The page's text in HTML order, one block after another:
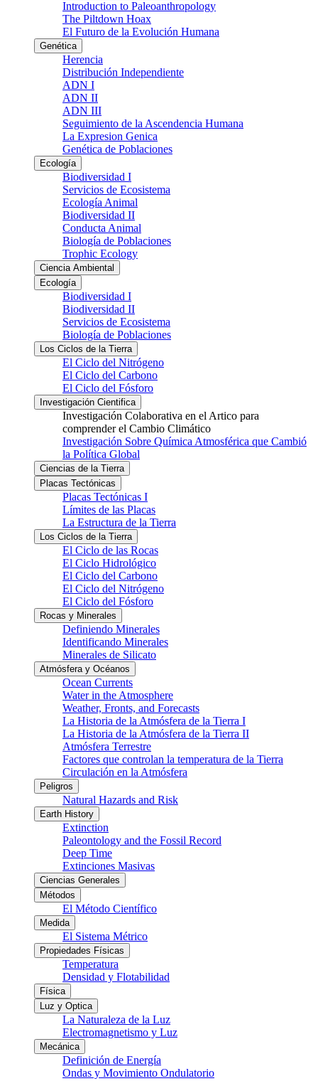
Introduction to Paleoanthropology
The Piltdown Hoax
El Futuro de la Evolución Humana
Genética
Herencia
Distribución Independiente
ADN I
ADN II
ADN III
Seguimiento de la Ascendencia Humana
La Expresion Genica
Genética de Poblaciones
Ecología
Biodiversidad I
Servicios de Ecosistema
Ecología Animal
Biodiversidad II
Conducta Animal
Biología de Poblaciones
Trophic Ecology
Ciencia Ambiental
Ecología
Biodiversidad I
Biodiversidad II
Servicios de Ecosistema
Biología de Poblaciones
Los Ciclos de la Tierra
El Ciclo del Nitrógeno
El Ciclo del Carbono
El Ciclo del Fósforo
Investigación Cientifica
Investigación Colaborativa en el Artico para
comprender el Cambio Climático
Investigación Sobre Química Atmosférica que Cambió
la Política Global
Ciencias de la Tierra
Placas Tectónicas
Placas Tectónicas I
Límites de las Placas
La Estructura de la Tierra
Los Ciclos de la Tierra
El Ciclo de las Rocas
El Ciclo Hidrológico
El Ciclo del Carbono
El Ciclo del Nitrógeno
El Ciclo del Fósforo
Rocas y Minerales
Definiendo Minerales
Identificando Minerales
Minerales de Silicato
Atmósfera y Océanos
Ocean Currents
Water in the Atmosphere
Weather, Fronts, and Forecasts
La Historia de la Atmósfera de la Tierra I
La Historia de la Atmósfera de la Tierra II
Atmósfera Terrestre
Factores que controlan la temperatura de la Tierra
Circulación en la Atmósfera
Peligros
Natural Hazards and Risk
Earth History
Extinction
Paleontology and the Fossil Record
Deep Time
Extinciones Masivas
Ciencias Generales
Métodos
El Método Científico
Medida
El Sistema Métrico
Propiedades Físicas
Temperatura
Densidad y Flotabilidad
Física
Luz y Optica
La Naturaleza de la Luz
Electromagnetismo y Luz
Mecánica
Definición de Energía
Ondas y Movimiento Ondulatorio